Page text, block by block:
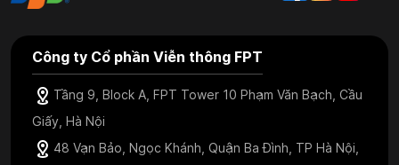
Công ty Cổ phần Viễn thông FPT
Tầng 9, Block A, FPT Tower 10 Phạm Văn Bạch, Cầu
Giấy, Hà Nội
48 Vạn Bảo, Ngọc Khánh, Quận Ba Đình, TP Hà Nội,